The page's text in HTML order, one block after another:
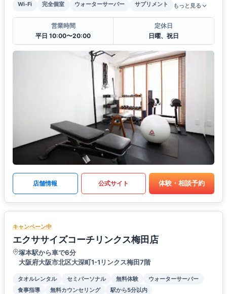
Wi-Fi
完全個室 ウォーターサーバー サプリメント もっと見る
営業時間
平日 10:00〜20:00
定休日
日曜、祝日
店舗情報 公式サイト 体験・相談予約
キャンペーン中
エクササイズコーチリンクス梅田店
塚本駅から車で6分
大阪府大阪市北区大深町1-1リンクス梅田7階
タオルレンタル セミパーソナル 無料体験
ウォーターサーバー
食事指導
無料カウンセリング 駅から5分以内